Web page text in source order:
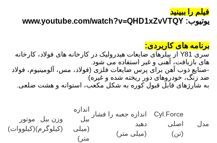
فیلم را ببینید
یوتیوب: www.youtube.com/watch?v=QHD1xZvVTQY
برنامه های کاربردی:
سری Y81 از بیلرهای ضایعات هیدرولیک در کارخانه های فولاد، کارخانه
های بازیافت، آهنی و غیر استفاده می شود.
-صنایع ذوب آهن برای پرس ضایعات فلزی (فولاد، مس، آلومینیوم، فولاد
ضد زنگ، خودروهای دور ریخته شده و غیره)
به شارژهای قابل قبول کوره به شکل مکعب، استوانه و هشت ضلعی.
مدل
Cyl.Force
اصلی
(تن)
اندازه جعبه را فشار
دهید
(میلی متر)
اندازه
بیل
(میلی
متر)
وزن بیل
(کیلوگرم)
موتور
(کیلووات)